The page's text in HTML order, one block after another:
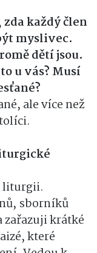
zda každý člen
myslivec.
dětí jsou.
u vás? Musí
ale více než
liturgii.
sborníků
krátké
které